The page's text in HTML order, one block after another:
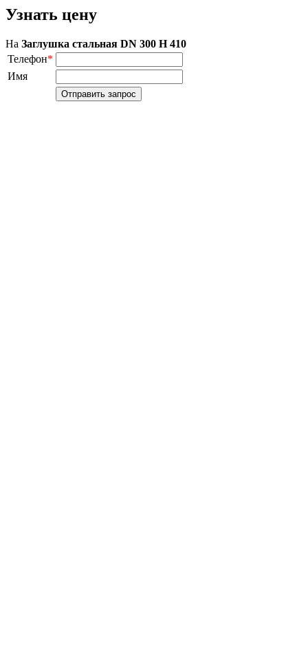
Узнать цену
На Заглушка стальная DN 300 H 410
Телефон*
Имя